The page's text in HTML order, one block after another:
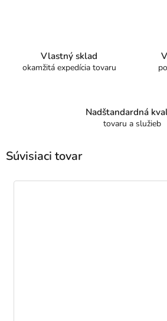
Vlastný sklad
okamžitá expedícia tovaru
Nadštandardná
tovaru a služieb
Súvisiaci tovar